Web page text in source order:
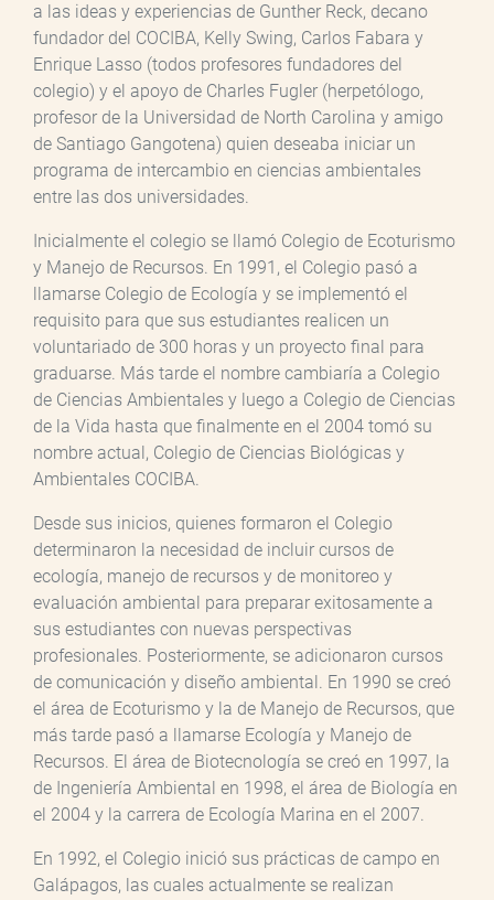
a las ideas y experiencias de Gunther Reck, decano
fundador del COCIBA, Kelly Swing, Carlos Fabara y
Enrique Lasso (todos profesores fundadores del
colegio) y el apoyo de Charles Fugler (herpetólogo,
profesor de la Universidad de North Carolina y amigo
de Santiago Gangotena) quien deseaba iniciar un
programa de intercambio en ciencias ambientales
entre las dos universidades.
Inicialmente el colegio se llamó Colegio de Ecoturismo
y Manejo de Recursos. En 1991, el Colegio pasó a
llamarse Colegio de Ecología y se implementó el
requisito para que sus estudiantes realicen un
voluntariado de 300 horas y un proyecto final para
graduarse. Más tarde el nombre cambiaría a Colegio
de Ciencias Ambientales y luego a Colegio de Ciencias
de la Vida hasta que finalmente en el 2004 tomó su
nombre actual, Colegio de Ciencias Biológicas y
Ambientales COCIBA.
Desde sus inicios, quienes formaron el Colegio
determinaron la necesidad de incluir cursos de
ecología, manejo de recursos y de monitoreo y
evaluación ambiental para preparar exitosamente a
sus estudiantes con nuevas perspectivas
profesionales. Posteriormente, se adicionaron cursos
de comunicación y diseño ambiental. En 1990 se creó
el área de Ecoturismo y la de Manejo de Recursos, que
más tarde pasó a llamarse Ecología y Manejo de
Recursos. El área de Biotecnología se creó en 1997, la
de Ingeniería Ambiental en 1998, el área de Biología en
el 2004 y la carrera de Ecología Marina en el 2007.
En 1992, el Colegio inició sus prácticas de campo en
Galápagos, las cuales actualmente se realizan